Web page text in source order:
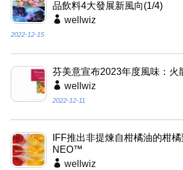
品飲料4大發展新風向(1/4)
wellwiz
2022-12-15
芬美意宣布2023年度風味：火
wellwiz
2022-12-11
IFF推出非提煉自柑橘油的柑
NEO™
wellwiz